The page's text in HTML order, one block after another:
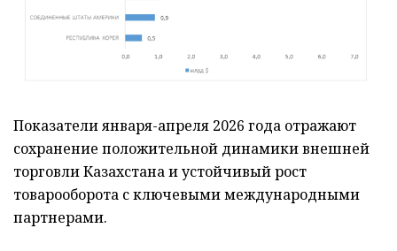
Показатели января-апреля 2026 года отражают
сохранение положительной динамики внешней
торговли Казахстана и устойчивый рост
товарооборота с ключевыми международными
партнерами.